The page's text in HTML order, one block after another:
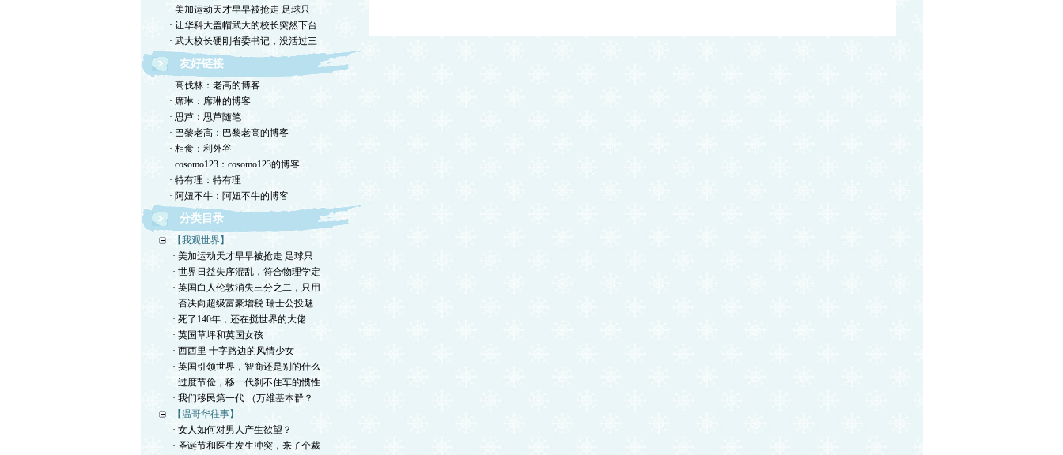
· 美加运动天才早早被抢走 足球只
· 让华科大盖帽武大的校长突然下台
· 武大校长硬刚省委书记，没活过三
友好链接
· 高伐林：老高的博客
· 席琳：席琳的博客
· 思芦：思芦随笔
· 巴黎老高：巴黎老高的博客
· 相食：利外谷
· cosomo123：cosomo123的博客
· 特有理：特有理
· 阿妞不牛：阿妞不牛的博客
分类目录
【我观世界】
· 美加运动天才早早被抢走 足球只
· 世界日益失序混乱，符合物理学定
· 英国白人伦敦消失三分之二，只用
· 否决向超级富豪增税 瑞士公投魅
· 死了140年，还在搅世界的大佬
· 英国草坪和英国女孩
· 西西里 十字路边的风情少女
· 英国引领世界，智商还是别的什么
· 过度节俭，移一代刹不住车的惯性
· 我们移民第一代 （万维基本群？
【温哥华往事】
· 女人如何对男人产生欲望？
· 圣诞节和医生发生冲突，来了个裁